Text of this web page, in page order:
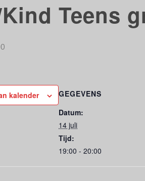
Teens
kalender
GEGEVENS
Datum:
14 juli
Tijd:
19:00 - 20:00